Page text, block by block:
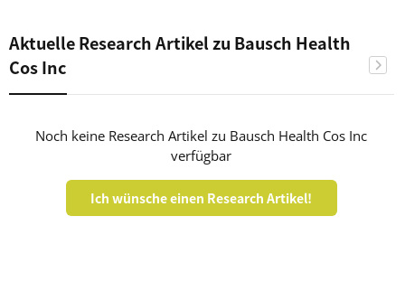
Aktuelle Research Artikel zu Bausch Health
Cos Inc
Noch keine Research Artikel zu Bausch Health Cos Inc
verfügbar
Ich wünsche einen Research Artikel!